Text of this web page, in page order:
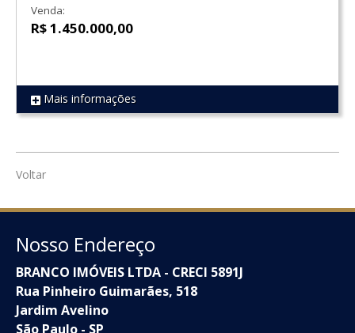
REF 1738
Venda:
R$ 1.450.000,00
Mais informações
Voltar
Nosso Endereço
BRANCO IMÓVEIS LTDA - CRECI 5891J
Rua Pinheiro Guimarães, 518
Jardim Avelino
São Paulo - SP